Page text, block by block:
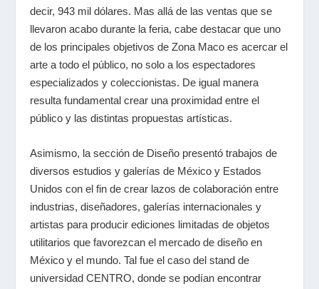
decir, 943 mil dólares. Mas allá de las ventas que se
llevaron acabo durante la feria, cabe destacar que uno
de los principales objetivos de Zona Maco es acercar el
arte a todo el público, no solo a los espectadores
especializados y coleccionistas. De igual manera
resulta fundamental crear una proximidad entre el
público y las distintas propuestas artísticas.
Asimismo, la sección de Diseño presentó trabajos de
diversos estudios y galerías de México y Estados
Unidos con el fin de crear lazos de colaboración entre
industrias, diseñadores, galerías internacionales y
artistas para producir ediciones limitadas de objetos
utilitarios que favorezcan el mercado de diseño en
México y el mundo. Tal fue el caso del stand de
universidad CENTRO, donde se podían encontrar